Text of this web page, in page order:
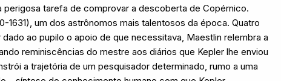
tarefa de comprovar a descoberta de Copérnico.
um dos astrônomos mais talentosos da época. Quatro
ao pupilo o apoio de que necessitava, Maestlin relembra a
reminiscências do mestre aos diários que Kepler lhe enviou
a trajetória de um pesquisador determinado, rumo a uma